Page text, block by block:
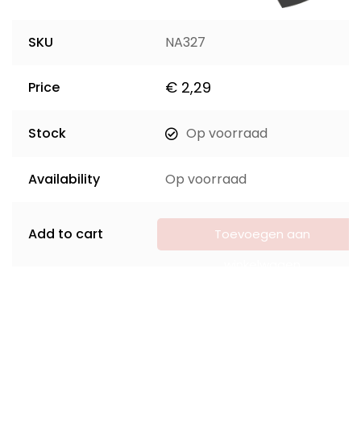
SKU NA327
Price € 2,29
Stock Op voorraad
Availability Op voorraad
Add to cart
Toevoegen aan